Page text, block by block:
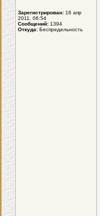
Зарегистрирован: 16 апр
2011, 06:54
Сообщений: 1394
Откуда: Беспредельность